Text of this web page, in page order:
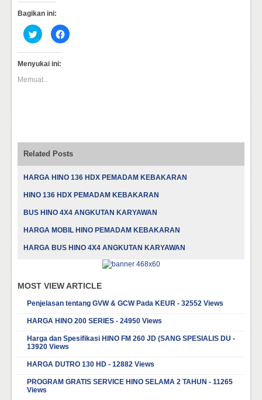
Bagikan ini:
Klik
untuk
berbagi
pada
Twitter(Membuka
di
yang
Klik
untuk
Menyukai ini:
Memuat...
Related Posts
HARGA HINO 136 HDX PEMADAM KEBAKARAN
HINO 136 HDX PEMADAM KEBAKARAN
BUS HINO 4X4 ANGKUTAN KARYAWAN
HARGA MOBIL HINO PEMADAM KEBAKARAN
HARGA BUS HINO 4X4 ANGKUTAN KARYAWAN
MOST VIEW ARTICLE
Penjelasan tentang GVW & GCW Pada KEUR - 32552 Views
HARGA HINO 200 SERIES - 24950 Views
Harga dan Spesifikasi HINO FM 260 JD (SANG SPESIALIS DU -
13920 Views
HARGA DUTRO 130 HD - 12882 Views
PROGRAM GRATIS SERVICE HINO SELAMA 2 TAHUN - 11265
Views